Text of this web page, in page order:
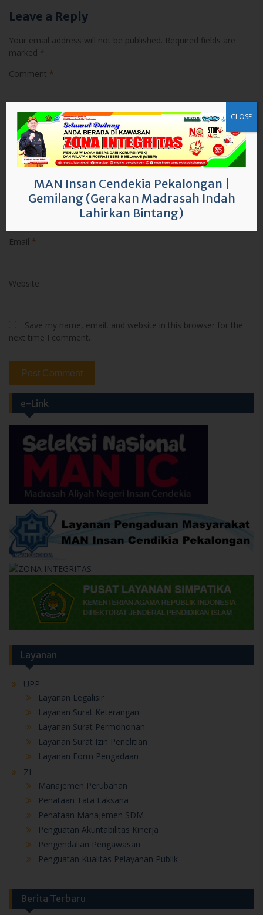
Leave a Reply
Your email address will not be published. Required fields are
marked *
Comment *
Name*
Email *
Website
Save my name, email, and website in this browser for the
next time I comment.
e-Link
Layanan
UPP
Layanan Legalisir
Layanan Surat Keterangan
Layanan Surat Permohonan
Layanan Surat Izin Penelitian
Layanan Form Pengadaan
ZI
Manajemen Perubahan
Penataan Tata Laksana
Penataan Manajemen SDM
Penguatan Akuntabilitas Kinerja
Pengendalian Pengawasan
Penguatan Kualitas Pelayanan Publik
Berita Terbaru
MAN Insan Cendekia Pekalongan
Gemilang (Gerakan Madrasah Indah
Lahirkan Bintang)
CLOSE